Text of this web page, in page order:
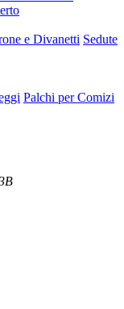
e Divanetti Sedute
Palchi per Comizi